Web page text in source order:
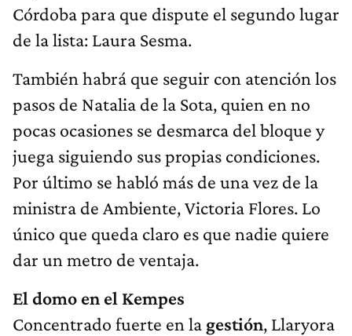
Córdoba para que dispute el segundo lugar
de la lista: Laura Sesma.
También habrá que seguir con atención los
pasos de Natalia de la Sota, quien en no
pocas ocasiones se desmarca del bloque y
juega siguiendo sus propias condiciones.
Por último se habló más de una vez de la
ministra de Ambiente, Victoria Flores. Lo
único que queda claro es que nadie quiere
dar un metro de ventaja.
El domo en el Kempes
Concentrado fuerte en la gestión, Llaryora